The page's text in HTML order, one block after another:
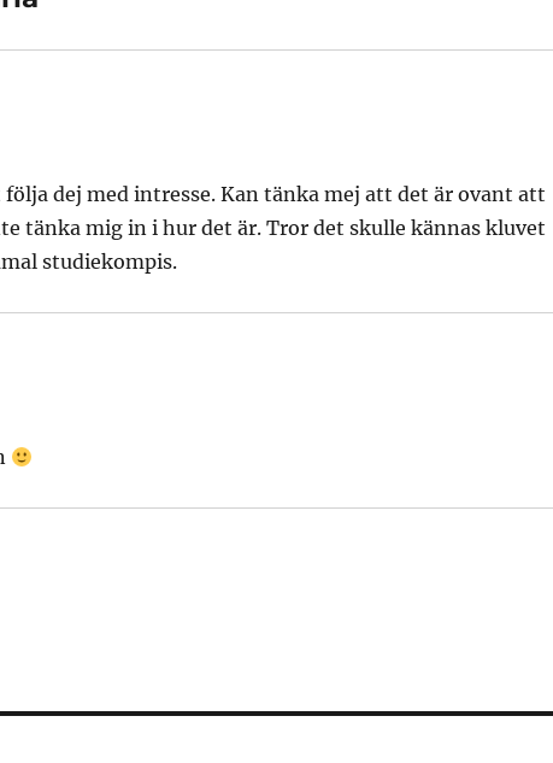
dej med intresse. Kan tänka mej att det är ovant att
tänka mig in i hur det är. Tror det skulle kännas kluvet
studiekompis.